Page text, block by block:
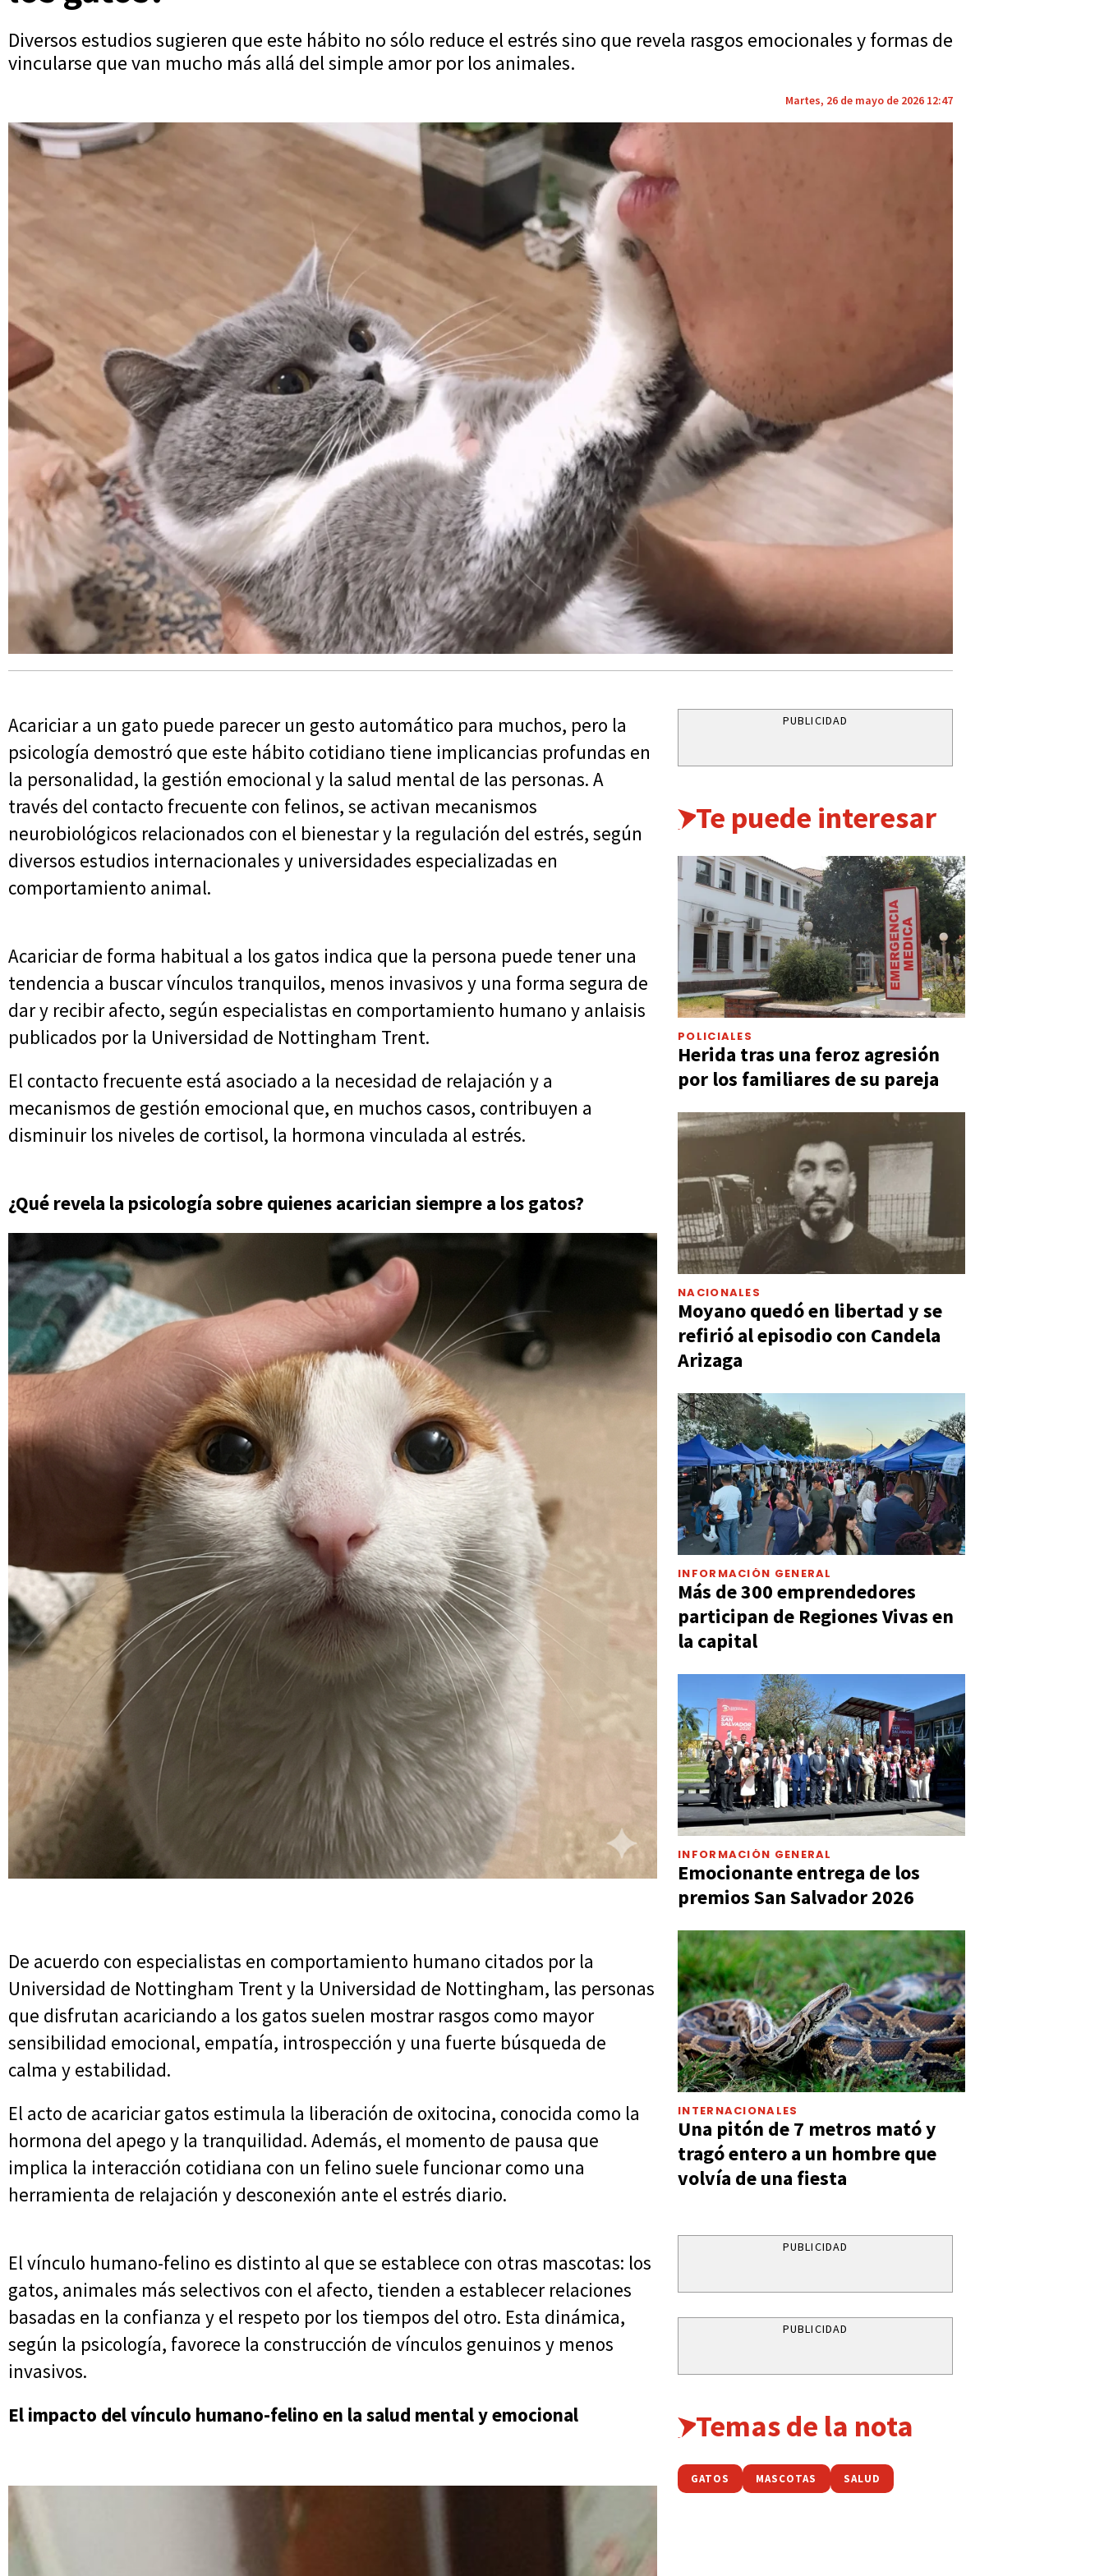
Diversos estudios sugieren que este hábito no sólo reduce el estrés sino que revela rasgos emocionales y formas de
vincularse que van mucho más allá del simple amor por los animales.
Martes, 26 de mayo de 2026 12:47
Acariciar a un gato puede parecer un gesto automático para muchos, pero la
psicología demostró que este hábito cotidiano tiene implicancias profundas en
la personalidad, la gestión emocional y la salud mental de las personas. A
través del contacto frecuente con felinos, se activan mecanismos
neurobiológicos relacionados con el bienestar y la regulación del estrés, según
diversos estudios internacionales y universidades especializadas en
comportamiento animal.
Acariciar de forma habitual a los gatos indica que la persona puede tener una
tendencia a buscar vínculos tranquilos, menos invasivos y una forma segura de
dar y recibir afecto, según especialistas en comportamiento humano y anlaisis
publicados por la Universidad de Nottingham Trent.
El contacto frecuente está asociado a la necesidad de relajación y a
mecanismos de gestión emocional que, en muchos casos, contribuyen a
disminuir los niveles de cortisol, la hormona vinculada al estrés.
¿Qué revela la psicología sobre quienes acarician siempre a los gatos?
De acuerdo con especialistas en comportamiento humano citados por la
Universidad de Nottingham Trent y la Universidad de Nottingham, las personas
que disfrutan acariciando a los gatos suelen mostrar rasgos como mayor
sensibilidad emocional, empatía, introspección y una fuerte búsqueda de
calma y estabilidad.
El acto de acariciar gatos estimula la liberación de oxitocina, conocida como la
hormona del apego y la tranquilidad. Además, el momento de pausa que
implica la interacción cotidiana con un felino suele funcionar como una
herramienta de relajación y desconexión ante el estrés diario.
El vínculo humano-felino es distinto al que se establece con otras mascotas: los
gatos, animales más selectivos con el afecto, tienden a establecer relaciones
basadas en la confianza y el respeto por los tiempos del otro. Esta dinámica,
según la psicología, favorece la construcción de vínculos genuinos y menos
invasivos.
El impacto del vínculo humano-felino en la salud mental y emocional
PUBLICIDAD
Te puede interesar
POLICIALES
Herida tras una feroz agresión
por los familiares de su pareja
NACIONALES
Moyano quedó en libertad y se
refirió al episodio con Candela
Arizaga
INFORMACIÓN GENERAL
Más de 300 emprendedores
participan de Regiones Vivas en
la capital
INFORMACIÓN GENERAL
Emocionante entrega de los
premios San Salvador 2026
INTERNACIONALES
Una pitón de 7 metros mató y
tragó entero a un hombre que
volvía de una fiesta
PUBLICIDAD
PUBLICIDAD
Temas de la nota
GATOS MASCOTAS SALUD